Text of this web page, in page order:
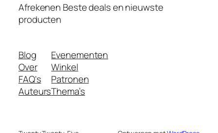
Afrekenen Beste deals en nieuwste
producten
Blog
Over
FAQ's
Auteurs
Evenementen
Winkel
Patronen
Thema’s